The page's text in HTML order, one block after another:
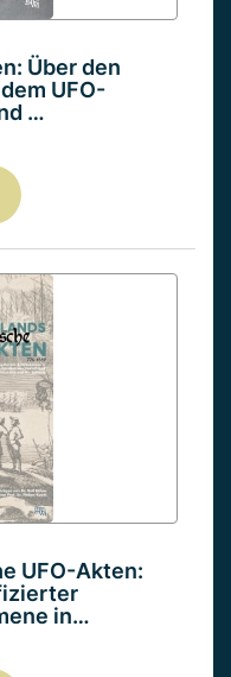
Über den
UFO-
…
UFO-Akten:
in…